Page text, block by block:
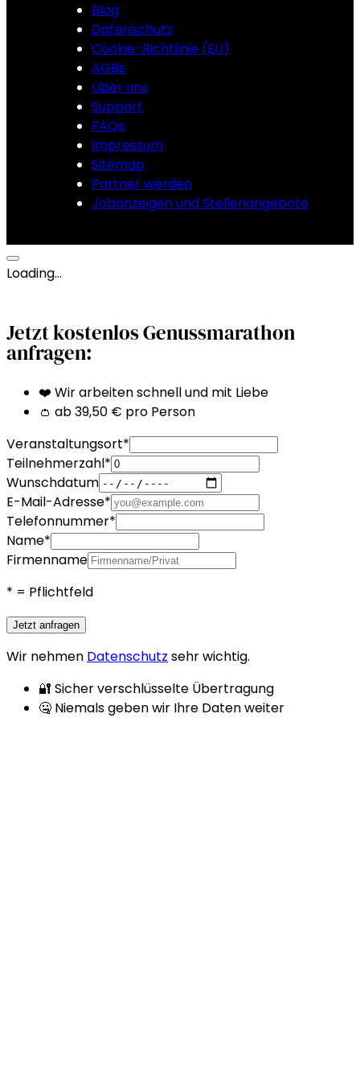
Blog
Datenschutz
Cookie-Richtlinie (EU)
AGBs
Über uns
Support
FAQs
Impressum
Sitemap
Partner werden
Jobanzeigen und Stellenangebote
Loading…
Jetzt kostenlos Genussmarathon
anfragen:
❤️ Wir arbeiten schnell und mit Liebe
👛 ab 39,50 € pro Person
Veranstaltungsort*
Teilnehmerzahl*
Wunschdatum
E-Mail-Adresse*
Telefonnummer*
Name*
Firmenname
* = Pflichtfeld
Jetzt anfragen
Wir nehmen Datenschutz sehr wichtig.
🔐 Sicher verschlüsselte Übertragung
🤐 Niemals geben wir Ihre Daten weiter